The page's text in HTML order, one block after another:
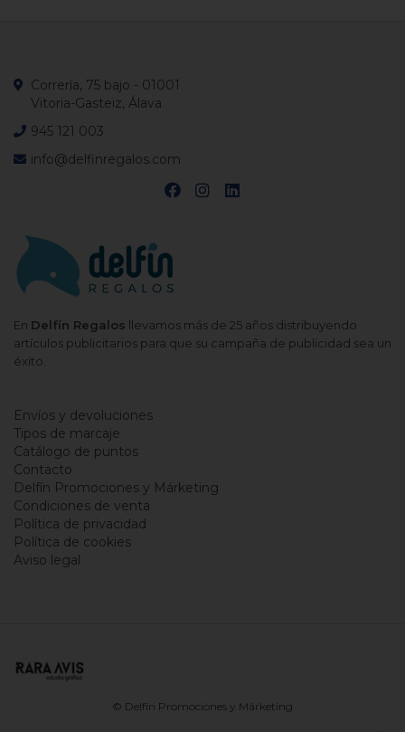
En Delfín Regalos llevamos más de 25 años distribuyendo
artículos publicitarios para que su campaña de publicidad sea un
éxito.
Correría, 75 bajo - 01001
Vitoria-Gasteiz, Álava
945 121 003
info@delfinregalos.com
Envíos y devoluciones
Tipos de marcaje
Catálogo de puntos
Contacto
Delfín Promociones y Márketing
Condiciones de venta
Política de privacidad
Política de cookies
Aviso legal
© Delfín Promociones y Márketing